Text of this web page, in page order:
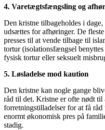
4. Varetægtsfængsling og
Den kristne tilbageholdes i
udsættes for afhøringer. De
presses til at vende tilbage til
tortur (isolationsfængsel
fysisk tortur eller seksuelt
5. Løsladelse mod kaution
Den kristne kan nogle gange
råd til det. Kristne er ofte nødt til
forretningstilladelser for at få
enormt økonomisk pres på
stadig.